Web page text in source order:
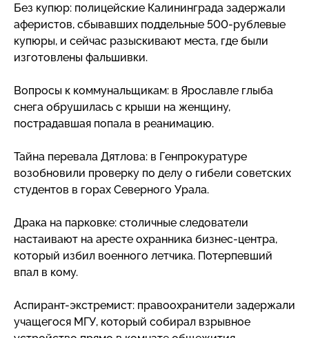
Без купюр: полицейские Калининграда задержали
аферистов, сбывавших поддельные 500-рублевые
купюры, и сейчас разыскивают места, где были
изготовлены фальшивки.
Вопросы к коммунальщикам: в Ярославле глыба
снега обрушилась с крыши на женщину,
пострадавшая попала в реанимацию.
Тайна перевала Дятлова: в Генпрокуратуре
возобновили проверку по делу о гибели советских
студентов в горах Северного Урала.
Драка на парковке: столичные следователи
настаивают на аресте охранника бизнес-центра,
который избил военного летчика. Потерпевший
впал в кому.
Аспирант-экстремист: правоохранители задержали
учащегося МГУ, который собирал взрывное